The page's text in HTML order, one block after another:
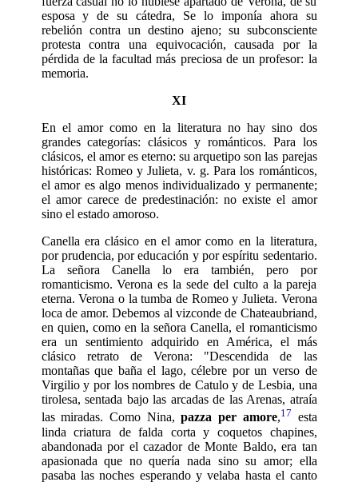
esposa y de su cátedra, Se lo imponía ahora su
rebelión con­tra un destino ajeno; su subconsciente
protesta contra una equivocación, causada por la
pérdida de la facultad más preciosa de un profesor: la
memoria.
XI
En el amor como en la literatura no hay sino dos
grandes categorías: clásicos y románticos. Para los
clásicos, el amor es eterno: su arquetipo son las parejas
históricas: Romeo y Julieta, v. g. Para los románticos,
el amor es algo menos individualizado y permanente;
el amor carece de predestinación: no existe el amor
sino el estado amoroso.
Canella era clásico en el amor como en la literatura,
por prudencia, por educación y por espíritu sedentario.
La señora Canella lo era también, pero por
romanticismo. Verona es la sede del culto a la pareja
eterna. Verona o la tumba de Romeo y Julieta. Verona
loca de amor. Debemos al vizconde de Chateaubriand,
en quien, como en la señora Canella, el romanticismo
era un sentimiento adquirido en América, el más
clásico retrato de Verona: "Descendida de las
montañas que baña el lago, célebre por un verso de
Virgilio y por los nombres de Catulo y de Lesbia, una
tirolesa, sentada bajo las arcadas de las Arenas, atraía
las miradas. Como Nina,pazza per amore,17 esta
linda criatura de falda corta y coquetos chapines,
abandonada por el cazador de Monte Baldo, era tan
apasionada que no quería nada sino su amor; ella
pasaba las noches esperando y velaba hasta el canto